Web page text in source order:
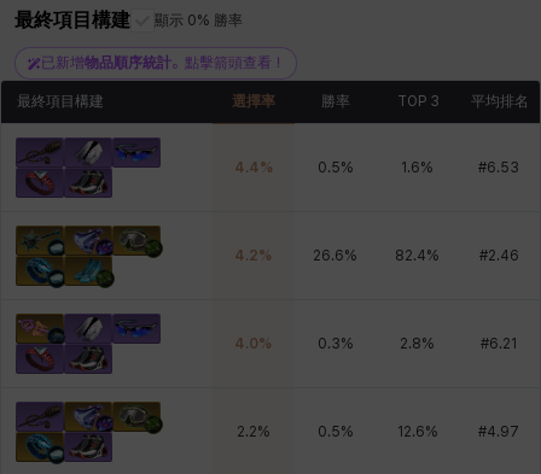
青燕 馬庫斯 馬格努斯
最終項目構建 顯示 0% 勝率
已新增物品順序統計。點擊箭頭查看！
最終項目構建 選擇率 勝率 TOP 3 平均排名
4.4% 0.5% 1.6% #6.53
4.2% 26.6% 82.4% #2.46
4.0% 0.3% 2.8% #6.21
2.2% 0.5% 12.6% #4.97